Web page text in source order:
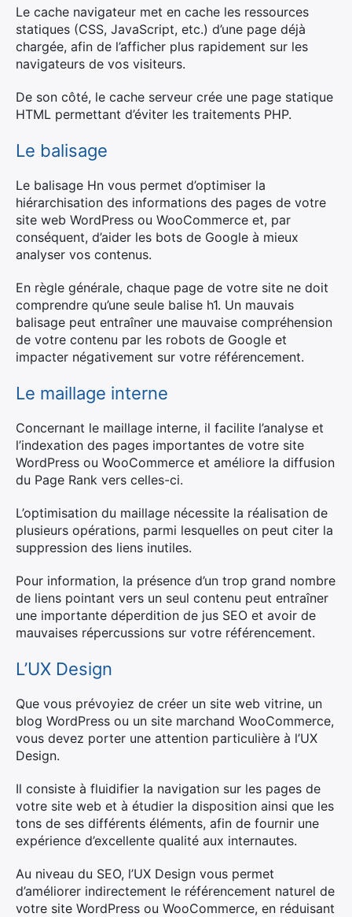
Le cache navigateur met en cache les ressources
statiques (CSS, JavaScript, etc.) d’une page déjà
chargée, afin de l’afficher plus rapidement sur les
navigateurs de vos visiteurs.
De son côté, le cache serveur crée une page statique
HTML permettant d’éviter les traitements PHP.
Le balisage
Le balisage Hn vous permet d’optimiser la
hiérarchisation des informations des pages de votre
site web WordPress ou WooCommerce et, par
conséquent, d’aider les bots de Google à mieux
analyser vos contenus.
En règle générale, chaque page de votre site ne doit
comprendre qu’une seule balise h1. Un mauvais
balisage peut entraîner une mauvaise compréhension
de votre contenu par les robots de Google et
impacter négativement sur votre référencement.
Le maillage interne
Concernant le maillage interne, il facilite l’analyse et
l’indexation des pages importantes de votre site
WordPress ou WooCommerce et améliore la diffusion
du Page Rank vers celles-ci.
L’optimisation du maillage nécessite la réalisation de
plusieurs opérations, parmi lesquelles on peut citer la
suppression des liens inutiles.
Pour information, la présence d’un trop grand nombre
de liens pointant vers un seul contenu peut entraîner
une importante déperdition de jus SEO et avoir de
mauvaises répercussions sur votre référencement.
L’UX Design
Que vous prévoyiez de créer un site web vitrine, un
blog WordPress ou un site marchand WooCommerce,
vous devez porter une attention particulière à l’UX
Design.
Il consiste à fluidifier la navigation sur les pages de
votre site web et à étudier la disposition ainsi que les
tons de ses différents éléments, afin de fournir une
expérience d’excellente qualité aux internautes.
Au niveau du SEO, l’UX Design vous permet
d’améliorer indirectement le référencement naturel de
votre site WordPress ou WooCommerce, en réduisant